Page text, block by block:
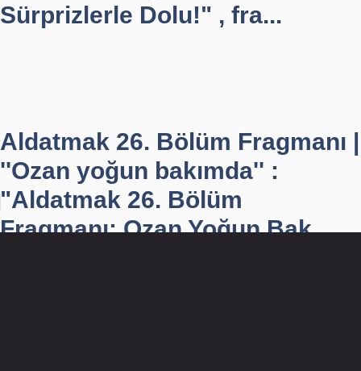
Sürprizlerle Dolu!" , fra...
Aldatmak 26. Bölüm Fragmanı |
''Ozan yoğun bakımda'' :
"Aldatmak 26. Bölüm
Fragmanı: Ozan Yoğun Bak...